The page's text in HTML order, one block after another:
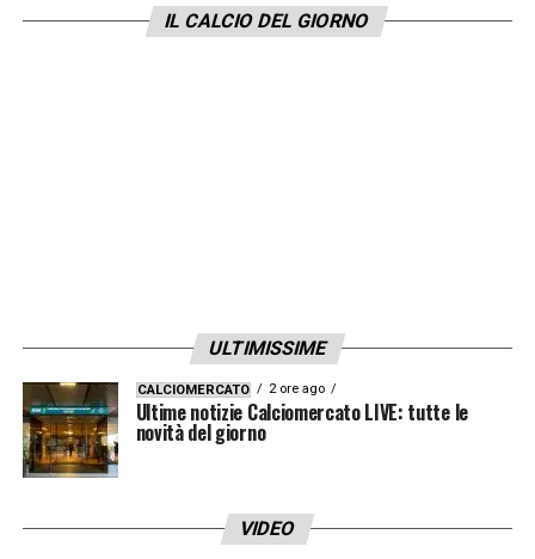
IL CALCIO DEL GIORNO
ULTIMISSIME
CALCIOMERCATO 2 ore ago
Ultime notizie Calciomercato LIVE: tutte le
novità del giorno
VIDEO